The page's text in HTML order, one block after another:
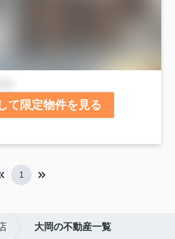
て限定物件を見る
1
大岡の不動産一覧